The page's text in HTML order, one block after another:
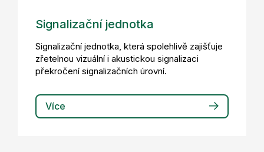
Signalizační jednotka
Signalizační jednotka, která spolehlivě zajišťuje
zřetelnou vizuální i akustickou signalizaci
překročení signalizačních úrovní.
Více